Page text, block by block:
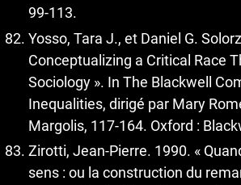
99-113.
Yosso, Tara J., et Daniel G.
Conceptualizing a Critical Race
Sociology ». In The Blackwell
Inequalities, dirigé par Mary
Margolis, 117-164. Oxford :
Zirotti, Jean-Pierre. 1990. «
sens : ou la construction du